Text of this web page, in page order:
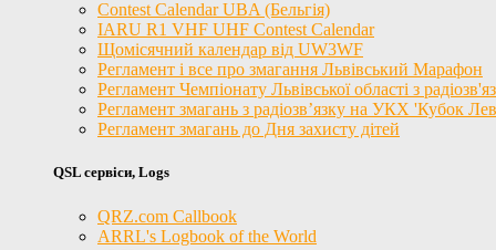
Contest Calendar UBA (Бельгія)
IARU R1 VHF UHF Contest Calendar
Щомісячний календар від UW3WF
Регламент і все про змагання Львівський Марафон
Регламент Чемпіонату Львівської області з
Регламент змагань з радіозв’язку на УКХ 'Кубок
Регламент змагань до Дня захисту дітей
QSL сервіси, Logs
QRZ.com Callbook
ARRL's Logbook of the World